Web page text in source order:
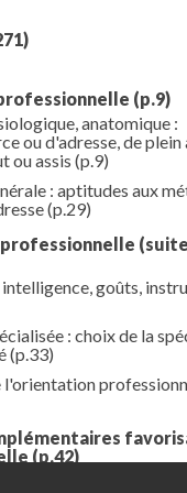
(p.9)
anatomique :
ou d'adresse, de plein
ou assis (p.9)
: aptitudes aux
(p.29)
goûts,
: choix de la
(p.33)
l'orientation
(p.42)